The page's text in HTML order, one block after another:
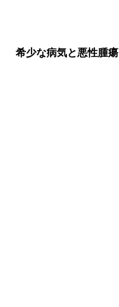
希少な病気と悪性腫瘍